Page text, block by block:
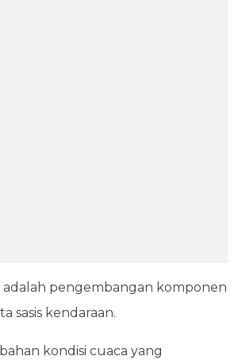
pengembangan komponen
sasis kendaraan.
kondisi cuaca yang